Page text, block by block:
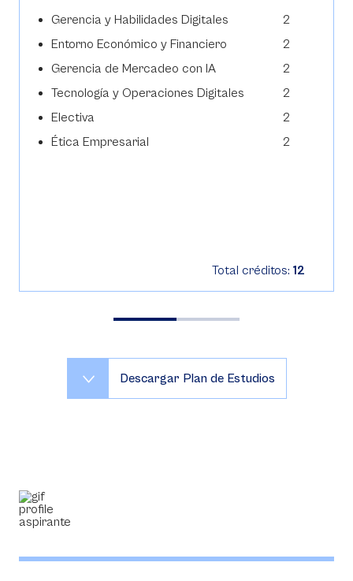
Gerencia y Habilidades Digitales
2
Entorno Económico y Financiero
2
Gerencia de Mercadeo con IA
2
Tecnología y Operaciones Digitales
2
Electiva
2
Ética Empresarial
2
Total créditos: 12
Descargar Plan de Estudios